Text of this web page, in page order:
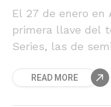
El 27 de enero
primera llave del
Series, las de
últimoREAD MORE